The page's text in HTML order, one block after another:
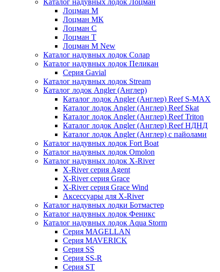
Каталог надувных лодок Лоцман
Лоцман М
Лоцман МК
Лоцман С
Лоцман Т
Лоцман М New
Каталог надувных лодок Солар
Каталог надувных лодок Пеликан
Серия Gavial
Каталог надувных лодок Stream
Каталог лодок Angler (Англер)
Каталог лодок Angler (Англер) Reef S-MAX
Каталог лодок Angler (Англер) Reef Skat
Каталог лодок Angler (Англер) Reef Triton
Каталог лодок Angler (Англер) Reef НДНД
Каталог лодок Angler (Англер) с пайолами
Каталог надувных лодок Fort Boat
Каталог надувных лодок Omolon
Каталог надувных лодок X-River
X-River серия Agent
X-River серия Grace
X-River серия Grace Wind
Аксессуары для X-River
Каталог надувных лодки Ботмастер
Каталог надувных лодок Феникc
Каталог надувных лодок Aqua Storm
Серия MAGELLAN
Серия MAVERICK
Серия SS
Серия SS-R
Серия ST